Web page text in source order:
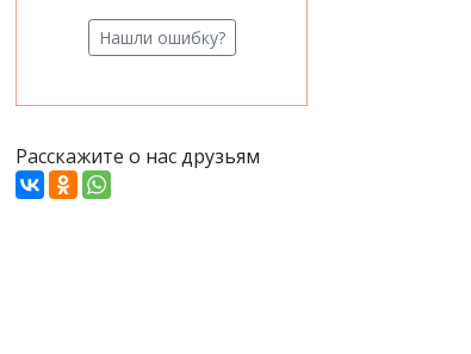
Нашли ошибку?
Расскажите о нас друзьям